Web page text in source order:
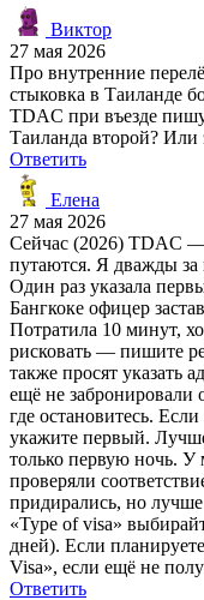
Виктор
27 мая 2026
Про внутренние
стыковка в Таиланде
TDAC при въезде
Таиланда второй? Или
Ответить
Елена
27 мая 2026
Сейчас (2026) TDAC —
путаются. Я дважды за
Один раз указала
Бангкоке офицер
Потратила 10 минут,
рисковать — пишите
также просят указать
ещё не забронировали
где остановитесь.
укажите первый.
только первую ночь. У
проверяли
придирались, но
«Type of visa»
дней). Если
Visa», если ещё не
Ответить